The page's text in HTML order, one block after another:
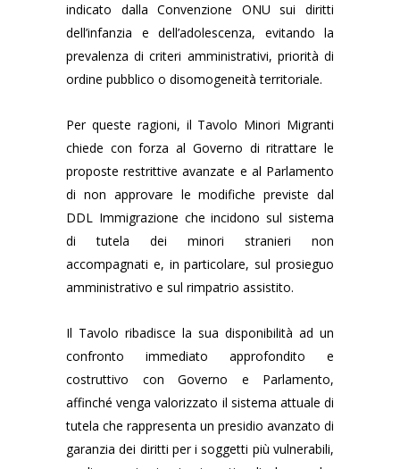
indicato dalla Convenzione ONU sui diritti
dell’infanzia e dell’adolescenza, evitando la
prevalenza di criteri amministrativi, priorità di
ordine pubblico o disomogeneità territoriale.
Per queste ragioni, il Tavolo Minori Migranti
chiede con forza al Governo di ritrattare le
proposte restrittive avanzate e al Parlamento
di non approvare le modifiche previste dal
DDL Immigrazione che incidono sul sistema
di tutela dei minori stranieri non
accompagnati e, in particolare, sul prosieguo
amministrativo e sul rimpatrio assistito.
Il Tavolo ribadisce la sua disponibilità ad un
confronto immediato approfondito e
costruttivo con Governo e Parlamento,
affinché venga valorizzato il sistema attuale di
tutela che rappresenta un presidio avanzato di
garanzia dei diritti per i soggetti più vulnerabili,